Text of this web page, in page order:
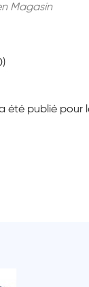
Magasin
été publié pour